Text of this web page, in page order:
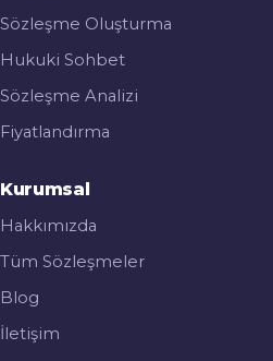
Sözleşme Oluşturma
Hukuki Sohbet
Sözleşme Analizi
Fiyatlandırma
Kurumsal
Hakkımızda
Tüm Sözleşmeler
Blog
İletişim